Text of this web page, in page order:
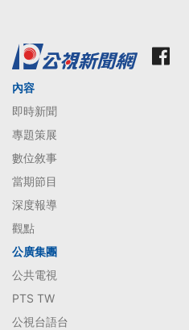
內容
即時新聞
專題策展
數位敘事
當期節目
深度報導
觀點
公廣集團
公共電視
PTS TW
公視台語台